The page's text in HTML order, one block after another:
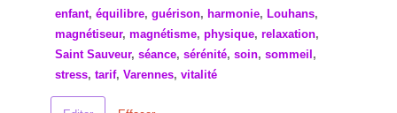
enfant, équilibre, guérison, harmonie, Louhans,
magnétiseur, magnétisme, physique, relaxation,
Saint Sauveur, séance, sérénité, soin, sommeil ,
stress, tarif, Varennes, vitalité